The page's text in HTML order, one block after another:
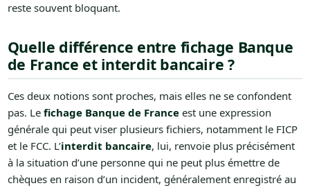
reste souvent bloquant.
Quelle différence entre fichage Banque
de France et interdit bancaire ?
Ces deux notions sont proches, mais elles ne se confondent
pas. Le fichage Banque de Franceest une expression
générale qui peut viser plusieurs fichiers, notamment le FICP
et le FCC. L’interdit bancaire, lui, renvoie plus précisément
à la situation d’une personne qui ne peut plus émettre de
chèques en raison d’un incident, généralement enregistré au